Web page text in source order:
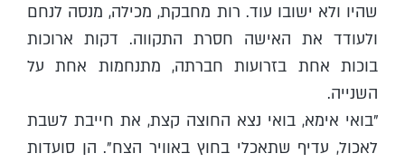
שהיו ולא ישובו עוד. רות מחבקת, מכילה, מנסה לנחם
ולעודד את האישה חסרת התקווה. דקות ארוכות
בוכות אחת בזרועות חברתה, מתנחמות אחת על
השנייה.
"בואי אימא, בואי נצא החוצה קצת, את חייבת לשבת
לאכול, עדיף שתאכלי בחוץ באוויר הצח". הן סועדות